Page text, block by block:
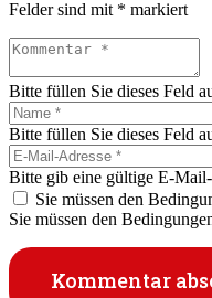
Felder sind mit * markiert
Bitte füllen Sie dieses Feld
Bitte füllen Sie dieses Feld
Bitte gib eine gültige E-
Sie müssen den
Sie müssen den
Kommentar